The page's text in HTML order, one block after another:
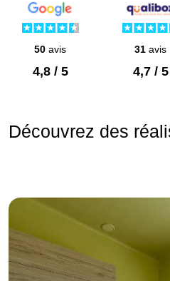
50 avis
4,8 / 5
31 avis
4,7 / 5
Découvrez des